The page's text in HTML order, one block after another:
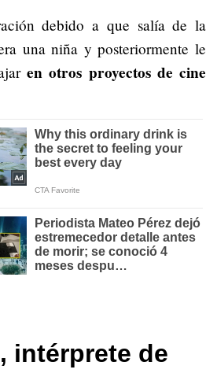
debido a que salía de la
una niña y posteriormente le
en otros proyectos de cine
intérprete de